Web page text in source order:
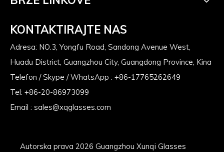
KONTAKTIRAJTE NAS
Adresa: NO.3, Yongfu Road, Sandong Avenue West,
Huadu District, Guangzhou City, Guangdong Province, Kina
Telefon / Skype / WhatsApp : +86-17765262649
Tel: +86-20-86973099
Email : sales@xqglasses.com
Autorska prava 2026 Guangzhou Xunqi Glasses